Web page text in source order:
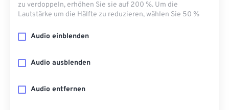
zu verdoppeln, erhöhen Sie sie auf 200 %. Um die
Lautstärke um die Hälfte zu reduzieren, wählen Sie 50 %
Audio einblenden
Audio ausblenden
Audio entfernen